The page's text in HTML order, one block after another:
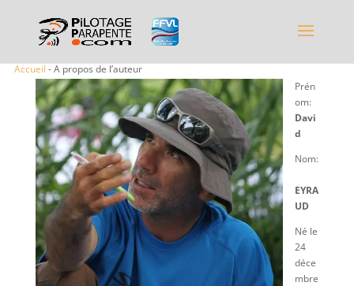
Accueil - A propos de l’auteur
Prén
om:
Davi
d
Nom:
EYRA
UD
Né le
24
déce
mbre